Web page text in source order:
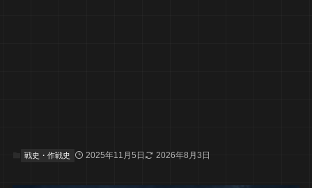
戦史・作戦史 2025年11月5日 2026年8月3日